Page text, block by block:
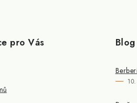
pro Vás Blog